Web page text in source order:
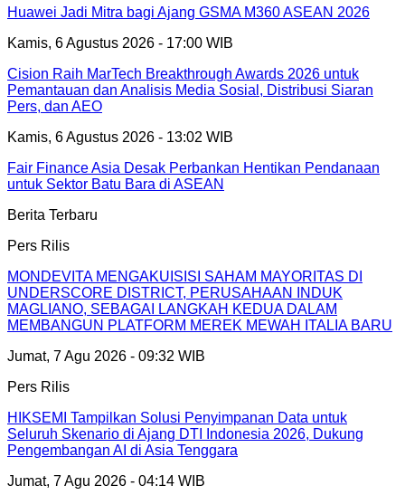
Huawei Jadi Mitra bagi Ajang GSMA M360 ASEAN 2026
Kamis, 6 Agustus 2026 - 17:00 WIB
Cision Raih MarTech Breakthrough Awards 2026 untuk
Pemantauan dan Analisis Media Sosial, Distribusi Siaran
Pers, dan AEO
Kamis, 6 Agustus 2026 - 13:02 WIB
Fair Finance Asia Desak Perbankan Hentikan Pendanaan
untuk Sektor Batu Bara di ASEAN
Berita Terbaru
Pers Rilis
MONDEVITA MENGAKUISISI SAHAM MAYORITAS DI
UNDERSCORE DISTRICT, PERUSAHAAN INDUK
MAGLIANO, SEBAGAI LANGKAH KEDUA DALAM
MEMBANGUN PLATFORM MEREK MEWAH ITALIA BARU
Jumat, 7 Agu 2026 - 09:32 WIB
Pers Rilis
HIKSEMI Tampilkan Solusi Penyimpanan Data untuk
Seluruh Skenario di Ajang DTI Indonesia 2026, Dukung
Pengembangan AI di Asia Tenggara
Jumat, 7 Agu 2026 - 04:14 WIB